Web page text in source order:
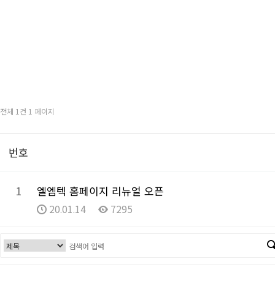
전체 1건 1 페이지
번호
1 엘엠텍 홈페이지 리뉴얼 오픈
20.01.14 7295